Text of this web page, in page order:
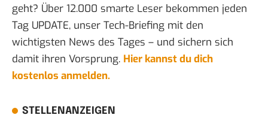
geht? Über 12.000 smarte Leser bekommen jeden
Tag UPDATE, unser Tech-Briefing mit den
wichtigsten News des Tages – und sichern sich
damit ihren Vorsprung. Hier kannst du dich
kostenlos anmelden.
STELLENANZEIGEN